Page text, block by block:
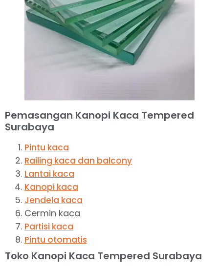
Pemasangan Kanopi Kaca Tempered
Surabaya
Pintu kaca
Railing kaca dan balcony
Lantai kaca
Kanopi kaca
Jendela kaca
Cermin kaca
Partisi kaca
Pintu otomatis
Toko Kanopi Kaca Tempered Surabaya